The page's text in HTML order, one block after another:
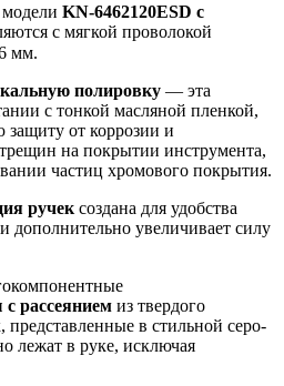
модели KN-6462120ESD с
с мягкой проволокой
мм.
полировку — эта
с тонкой масляной пленкой,
от коррозии и
на покрытии инструмента,
частиц хромового покрытия.
ручек создана для удобства
дополнительно увеличивает силу
рассеянием из твердого
представленные в стильной серо-
лежат в руке, исключая